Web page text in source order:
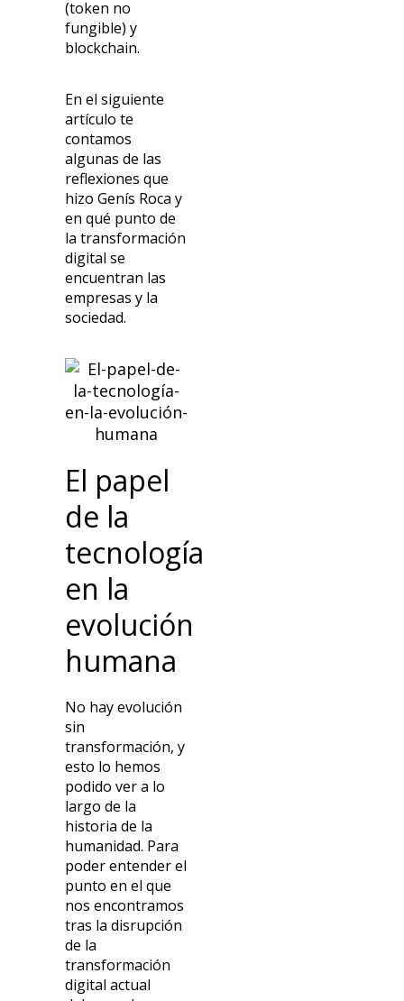
(token no
fungible) y
blockchain.
En el siguiente
artículo te
contamos
algunas de las
reflexiones que
hizo Genís Roca y
en qué punto de
la transformación
digital se
encuentran las
empresas y la
sociedad.
El papel
de la
tecnología
en la
evolución
humana
No hay evolución
sin
transformación, y
esto lo hemos
podido ver a lo
largo de la
historia de la
humanidad. Para
poder entender el
punto en el que
nos encontramos
tras la disrupción
de la
transformación
digital actual